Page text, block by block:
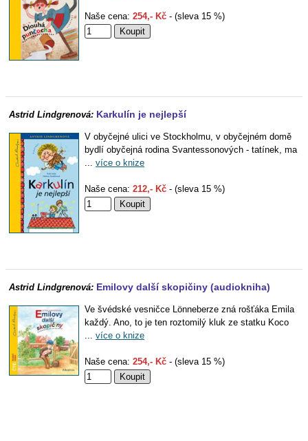
Naše cena: 254,- Kč - (sleva 15 %)
Astrid Lindgrenová: Karkulín je nejlepší
V obyčejné ulici ve Stockholmu, v obyčejném domě
bydlí obyčejná rodina Svantessonových - tatínek, ma
... více o knize
Naše cena: 212,- Kč - (sleva 15 %)
Astrid Lindgrenová: Emilovy další skopičiny (audiokniha)
Ve švédské vesničce Lönneberze zná rošťáka Emila
každý. Ano, to je ten roztomilý kluk ze statku Koco
... více o knize
Naše cena: 254,- Kč - (sleva 15 %)